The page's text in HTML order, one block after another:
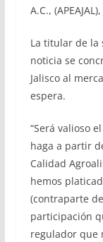
A.C.,
La titular de la
noticia se
Jalisco al
espera.
“Será valioso
haga a partir
Calidad
hemos
(contraparte
participación
regulador que